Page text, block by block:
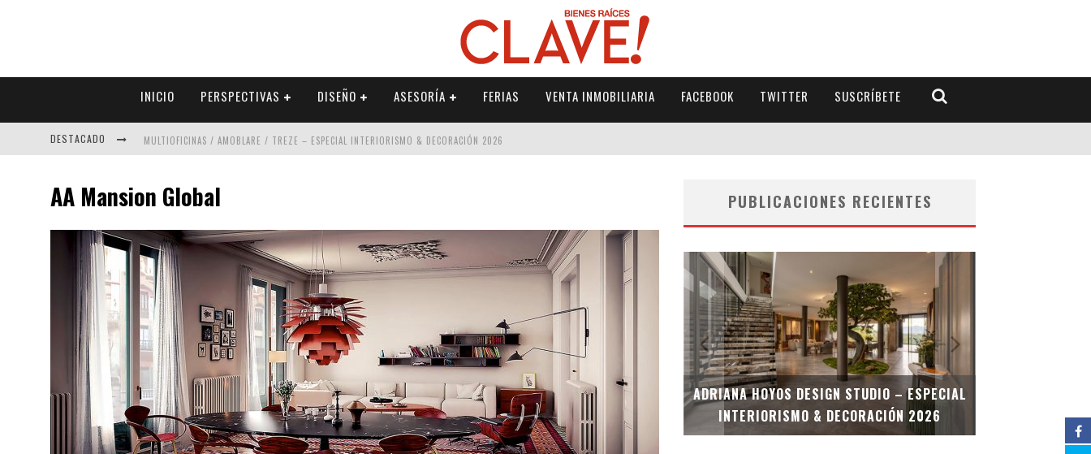
INICIO PERSPECTIVAS DISEÑO ASESORÍA FERIAS VENTA INMOBILIARIA FACEBOOK TWITTER SUSCRÍBETE
DESTACADO MULTIOFICINAS / AMOBLARE / TREZE – ESPECIAL INTERIORISMO & DECORACIÓN 2026
COLINEAL – ESPECIAL INTERIORISMO & DECORACIÓN 2026
ADRIANA HOYOS DESIGN STUDIO – ESPECIAL INTERIORISMO & DECORACIÓN 2026
AA Mansion Global PUBLICACIONES RECIENTES
MUBB DESIGN STUDIO – ESPECIAL
INTERIORISMO & DECORACIÓN 2026
ADRIANA HOYOS DESIGN STUDIO – ESPECIAL
INTERIORISMO & DECORACIÓN 2026